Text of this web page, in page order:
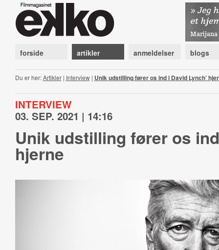
forside artikler anmeldelser blogs
Du er her:Artikler| Interview| Unik udstilling fører os ind i David Lynch’
INTERVIEW
03. SEP. 2021 | 14:16
Unik udstilling fører os
hjerne